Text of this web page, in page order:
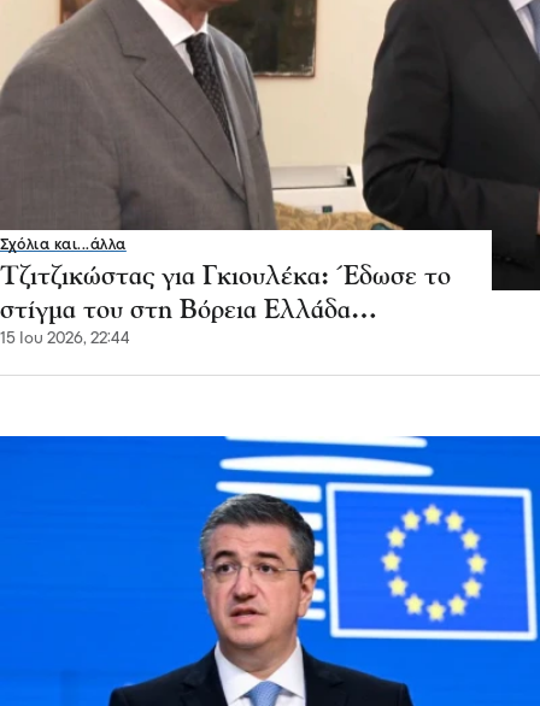
Σχόλια και...άλλα
Τζιτζικώστας για Γκιουλέκα: Έδωσε το
στίγμα του στη Βόρεια Ελλάδα…
15 Ιου 2026, 22:44